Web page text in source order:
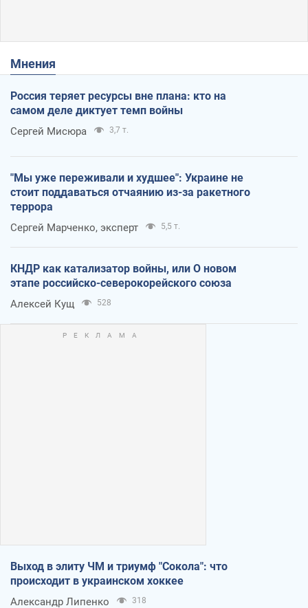
Мнения
Россия теряет ресурсы вне плана: кто на
самом деле диктует темп войны
Сергей Мисюра 3,7 т.
"Мы уже переживали и худшее": Украине не
стоит поддаваться отчаянию из-за ракетного
террора
Сергей Марченко, эксперт 5,5 т.
КНДР как катализатор войны, или О новом
этапе российско-северокорейского союза
Алексей Кущ 528
Выход в элиту ЧМ и триумф "Сокола": что
происходит в украинском хоккее
Александр Липенко 318